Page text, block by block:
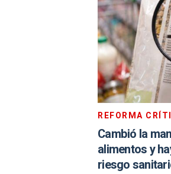
REFORMA
Cambió la
alimentos y
riesgo